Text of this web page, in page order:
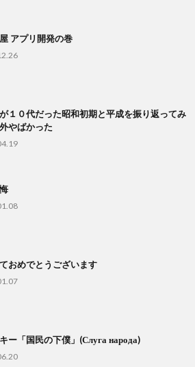
アプリ開発の巻
１０代だった昭和初期と平成を振り返ってみ
やばかった
おめでとうございます
ー「国民の下僕」(Слуга народа)